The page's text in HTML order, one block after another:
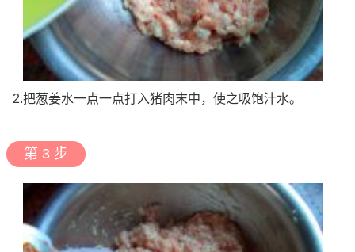
2.把葱姜水一点一点打入猪肉末中，使之吸饱汁水。
第 3 步